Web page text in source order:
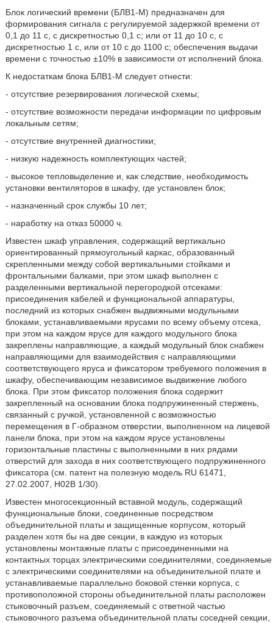
Блок логический времени (БЛВ1-М) предназначен для
формирования сигнала с регулируемой задержкой времени от
0,1 до 11 с, с дискретностью 0,1 с; или от 11 до 10 с, с
дискретностью 1 с, или от 10 с до 1100 с; обеспечения выдачи
времени с точностью ±10% в зависимости от исполнений блока.
К недостаткам блока БЛВ1-М следует отнести:
- отсутствие резервирования логической схемы;
- отсутствие возможности передачи информации по цифровым
локальным сетям;
- отсутствие внутренней диагностики;
- низкую надежность комплектующих частей;
- высокое тепловыделение и, как следствие, необходимость
установки вентиляторов в шкафу, где установлен блок;
- назначенный срок службы 10 лет;
- наработку на отказ 50000 ч.
Известен шкаф управления, содержащий вертикально
ориентированный прямоугольный каркас, образованный
скрепленными между собой вертикальными стойками и
фронтальными балками, при этом шкаф выполнен с
разделенными вертикальной перегородкой отсеками:
присоединения кабелей и функциональной аппаратуры,
последний из которых снабжен выдвижными модульными
блоками, устанавливаемыми ярусами по всему объему отсека,
при этом на каждом ярусе для каждого модульного блока
закреплены направляющие, а каждый модульный блок снабжен
направляющими для взаимодействия с направляющими
соответствующего яруса и фиксатором требуемого положения в
шкафу, обеспечивающим независимое выдвижение любого
блока. При этом фиксатор положения блока содержит
закрепленный на основании блока подпружиненный стержень,
связанный с ручкой, установленной с возможностью
перемещения в Г-образном отверстии, выполненном на лицевой
панели блока, при этом на каждом ярусе установлены
горизонтальные пластины с выполненными в них рядами
отверстий для захода в них соответствующего подпружиненного
фиксатора (см. патент на полезную модель RU 61471,
27.02.2007, Н02B 1/30).
Известен многосекционный вставной модуль, содержащий
функциональные блоки, соединенные посредством
объединительной платы и защищенные корпусом, который
разделен хотя бы на две секции, в каждую из которых
установлены монтажные платы с присоединенными на
контактных торцах электрическими соединителями, соединяемые
с электрическими соединителями на объединительной плате и
устанавливаемые параллельно боковой стенки корпуса, с
противоположной стороны объединительной платы расположен
стыковочный разъем, соединяемый с ответной частью
стыковочного разъема объединительной платы соседней секции,